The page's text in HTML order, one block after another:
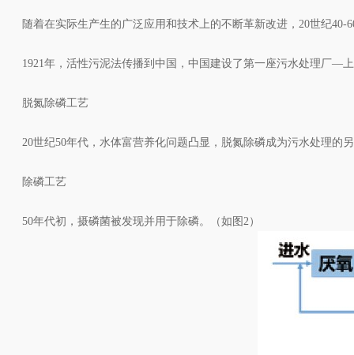
随着在实际生产生的广泛应用和技术上的不断革新改进，20世纪40-
1921年，活性污泥法传播到中国，中国建设了第一座污水处理厂—上
脱氮除磷工艺
20世纪50年代，水体富营养化问题凸显，脱氮除磷成为污水处理的
除磷工艺
50年代初，摄磷菌被发现并用于除磷。（如图2）